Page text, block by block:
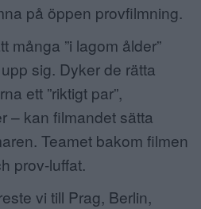
på öppen provfilmning.
många ”i lagom ålder”
sig. Dyker de rätta
ett ”riktigt par”,
– kan filmandet sätta
Teamet bakom filmen
prov-luffat.
vi till Prag, Berlin,